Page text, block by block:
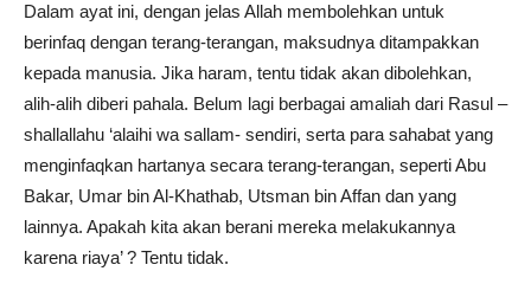
Dalam ayat ini, dengan jelas Allah membolehkan untuk
berinfaq dengan terang-terangan, maksudnya ditampakkan
kepada manusia. Jika haram, tentu tidak akan dibolehkan,
alih-alih diberi pahala. Belum lagi berbagai amaliah dari Rasul –
shallallahu ‘alaihi wa sallam- sendiri, serta para sahabat yang
menginfaqkan hartanya secara terang-terangan, seperti Abu
Bakar, Umar bin Al-Khathab, Utsman bin Affan dan yang
lainnya. Apakah kita akan berani mereka melakukannya
karena riaya’ ? Tentu tidak.